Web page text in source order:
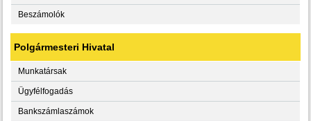
Beszámolók
Polgármesteri Hivatal
Munkatársak
Ügyfélfogadás
Bankszámlaszámok